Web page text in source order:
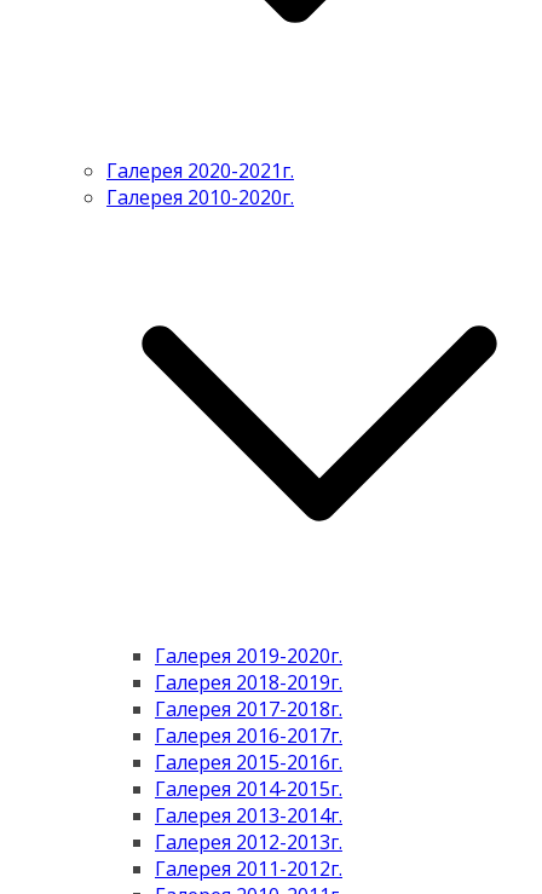
Галерея 2020-2021г.
Галерея 2010-2020г.
Галерея 2019-2020г.
Галерея 2018-2019г.
Галерея 2017-2018г.
Галерея 2016-2017г.
Галерея 2015-2016г.
Галерея 2014-2015г.
Галерея 2013-2014г.
Галерея 2012-2013г.
Галерея 2011-2012г.